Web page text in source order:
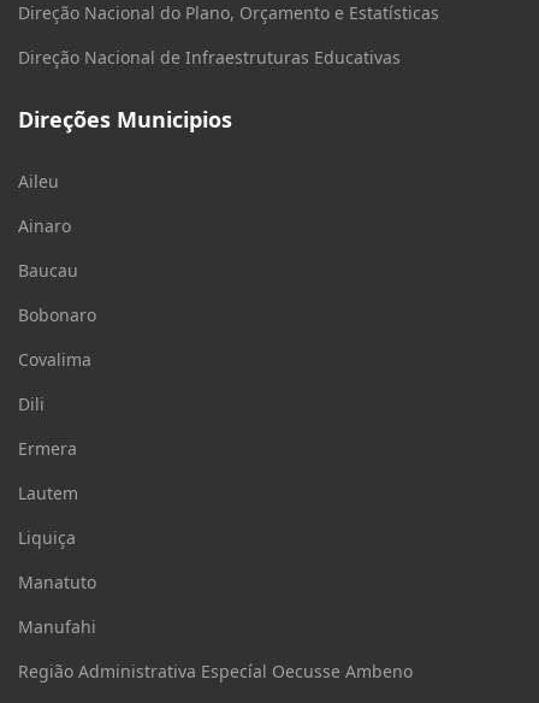
Direção Nacional do Plano, Orçamento e Estatísticas
Direção Nacional de Infraestruturas Educativas
Direções Municipios
Aileu
Ainaro
Baucau
Bobonaro
Covalima
Dili
Ermera
Lautem
Liquiça
Manatuto
Manufahi
Região Administrativa Especíal Oecusse Ambeno